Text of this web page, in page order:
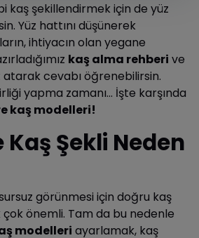
kaş şekillendirmek için de yüz
Yüz hattını düşünerek
ihtiyacın olan yegane
kaş alma rehberi ve
atarak cevabı öğrenebilirsin.
yapma zamanı... İşte karşında
kaş modelleri!
Kaş Şekli Neden
görünmesi için doğru kaş
önemli. Tam da bu nedenle
modelleri ayarlamak, kaş